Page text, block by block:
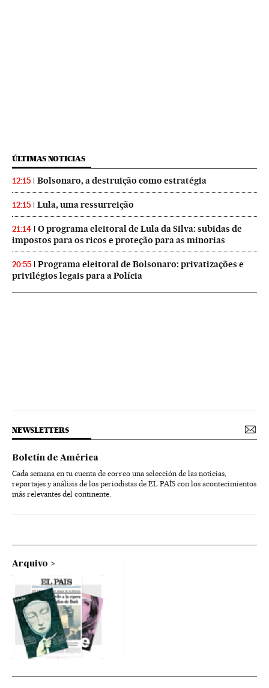
ÚLTIMAS NOTICIAS
12:15 Bolsonaro, a destruição como estratégia
12:15 Lula, uma ressurreição
21:14
O programa eleitoral de Lula da Silva: subidas de
impostos para os ricos e proteção para as minorias
20:55
Programa eleitoral de Bolsonaro: privatizações e
privilégios legais para a Polícia
NEWSLETTERS
Boletín de América
Cada semana en tu cuenta de correo una selección de las noticias,
reportajes y análisis de los periodistas de EL PAÍS con los acontecimientos
más relevantes del continente.
Arquivo